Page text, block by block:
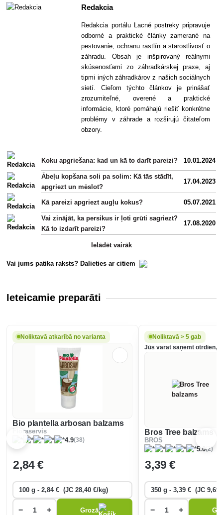
Redakcia
Redakcia portálu Lacné postreky pripravuje
odborné a praktické články zamerané na
pestovanie, ochranu rastlín a starostlivosť o
záhradu. Obsah je inšpirovaný reálnymi
skúsenosťami zo záhradkárskej praxe, aj
tipmi iných záhradkárov z našich sociálnych
sietí. Cieľom týchto článkov je prinášať
zrozumiteľné, overené a praktické
informácie, ktoré pomáhajú riešiť konkrétne
problémy v záhrade a rozširujú čitateľom
obzory.
Koku apgriešana: kad un kā to darīt pareizi? 10.01.2024
Ābeļu kopšana soli pa solim: Kā tās stādīt,
apgriezt un mēslot?
17.04.2023
Kā pareizi apgriezt augļu kokus? 05.07.2021
Vai zinājāt, ka persikus ir ļoti grūti sagriezt?
Kā to izdarīt pareizi?
17.08.2020
Ielādēt vairāk
Vai jums patika raksts? Dalieties ar citiem
Ieteicamie preparāti
Noliktavā atkarībā no varianta
Bio plantella arbosan balzams
Floraservis
4.9(38)
2,84 €
− + Grozā
Noliktavā > 5 gab
Jūs varat saņemt otrdien,
Bros Tree balzams
BROS
5.0(2)
3,39 €
− +